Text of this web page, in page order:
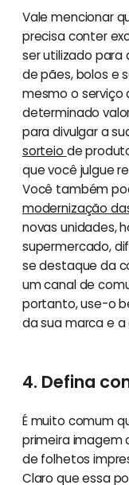
Vale mencionar
precisa conter
ser utilizado para
de pães, bolos e
mesmo o serviço
determinado
para divulgar a
sorteio de
que você julgue
Você também
modernização
novas unidades,
supermercado,
se destaque da
um canal de
portanto, use-o
da sua marca e
4. Defina
É muito comum
primeira imagem
de folhetos
Claro que essa